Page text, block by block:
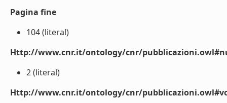
Pagina fine
104 (literal)
Http://www.cnr.it/ontology/cnr/
2 (literal)
Http://www.cnr.it/ontology/cnr/